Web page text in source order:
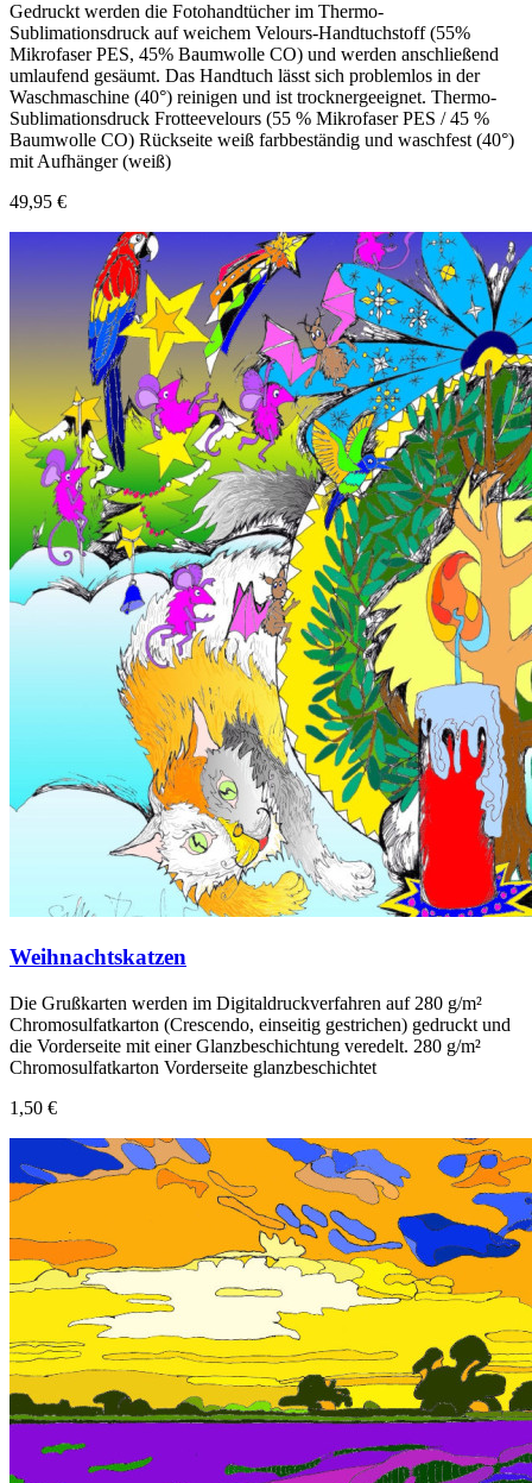
Gedruckt werden die Fotohandtücher im Thermo-
Sublimationsdruck auf weichem Velours-Handtuchstoff (55%
Mikrofaser PES, 45% Baumwolle CO) und werden anschließend
umlaufend gesäumt. Das Handtuch lässt sich problemlos in der
Waschmaschine (40°) reinigen und ist trocknergeeignet. Thermo-
Sublimationsdruck Frotteevelours (55 % Mikrofaser PES / 45 %
Baumwolle CO) Rückseite weiß farbbeständig und waschfest (40°)
mit Aufhänger (weiß)
49,95 €
Weihnachtskatzen
Die Grußkarten werden im Digitaldruckverfahren auf 280 g/m²
Chromosulfatkarton (Crescendo, einseitig gestrichen) gedruckt und
die Vorderseite mit einer Glanzbeschichtung veredelt. 280 g/m²
Chromosulfatkarton Vorderseite glanzbeschichtet
1,50 €